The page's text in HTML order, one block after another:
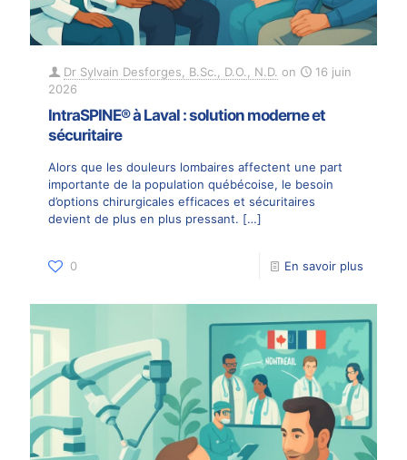
Dr Sylvain Desforges, B.Sc., D.O., N.D. on
16 juin
2026
IntraSPINE® à Laval : solution moderne et
sécuritaire
Alors que les douleurs lombaires affectent une part
importante de la population québécoise, le besoin
d’options chirurgicales efficaces et sécuritaires
devient de plus en plus pressant. […]
0 En savoir plus